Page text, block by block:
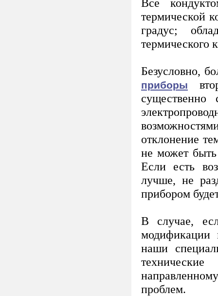
термической
градус;
термического
Безусловно,
приборы
существенно
отклонение
не может быть
Если есть
лучше, не
прибором
В случае,
модификации
наши
проблем.